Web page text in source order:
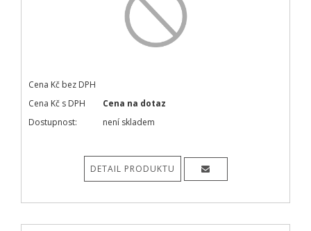
Cena Kč bez DPH
Cena Kč s DPH
Cena na dotaz
Dostupnost:
není skladem
DETAIL PRODUKTU